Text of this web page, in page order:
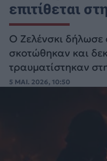
επιτίθεται
Ο Ζελένσκι δήλωσε
σκοτώθηκαν και
τραυματίστηκαν
ρωσικών
κυρίως
5 ΜΑΙ. 2026, 10:50